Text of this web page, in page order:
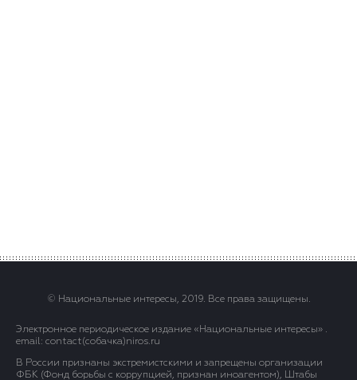
© Национальные интересы, 2019. Все права защищены.
Электронное периодическое издание «Национальные интересы» .
email: contact(сoбaчка)niros.ru
В России признаны экстремистскими и запрещены организации
ФБК (Фонд борьбы с коррупцией, признан иноагентом), Штабы